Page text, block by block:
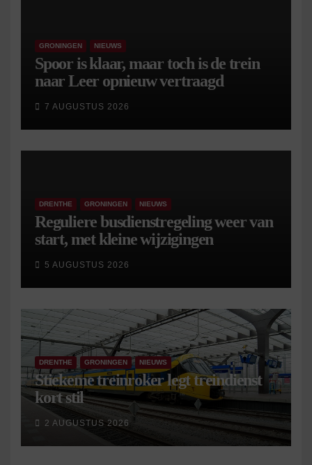
GRONINGEN NIEUWS
Spoor is klaar, maar toch is de trein
naar Leer opnieuw vertraagd
7 AUGUSTUS 2026
DRENTHE GRONINGEN NIEUWS
Reguliere busdienstregeling weer van
start, met kleine wijzigingen
5 AUGUSTUS 2026
DRENTHE GRONINGEN NIEUWS
Stiekeme treinroker legt treindienst
kort stil
2 AUGUSTUS 2026